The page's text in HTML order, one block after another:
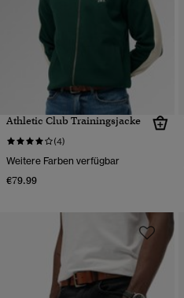
Athletic Club Trainingsjacke
(4)
Weitere Farben verfügbar
€79.99